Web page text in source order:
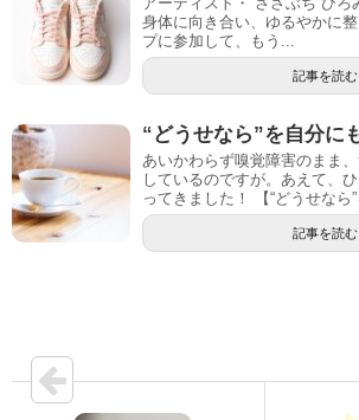
身体に向き合い、ゆるやかに
プに参加して、もう...
記事を読む
“どうせなら”を自分に
あいかわらず嗅覚障害のまま
しているのですが。あえて、
ってきました！ 【“どうせなら
記事を読む